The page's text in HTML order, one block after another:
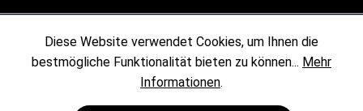
KUNDENINFORMATIONEN
Diese Website verwendet Cookies, um Ihnen die
bestmögliche Funktionalität bieten zu können... Mehr
Informationen.